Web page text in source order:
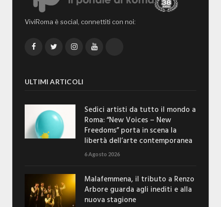
ViviRoma è social, connettiti con noi:
FacebookTwitterInstagramYouTube
ULTIMI ARTICOLI
Sedici artisti da tutto il mondo a
Roma: “New Voices – New
Freedoms” porta in scena la
libertà dell’arte contemporanea
6 Agosto 2026
Malafemmena, il tributo a Renzo
Arbore guarda agli inediti e alla
nuova stagione